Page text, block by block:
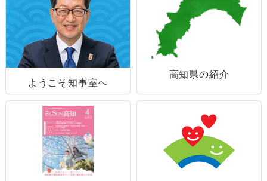
ようこそ知事室へ
高知県の紹介